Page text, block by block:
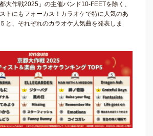
大作戦2025」の主催バンド10‑FEETを除く、
トにもフォーカス！カラオケで特に人気のあ
と、それぞれのカラオケ人気曲を発表しま